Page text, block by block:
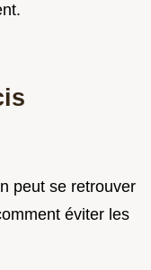
peut se retrouver
éviter les